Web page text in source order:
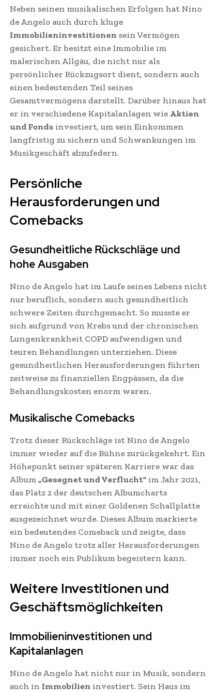
Neben seinen musikalischen Erfolgen hat Nino
de Angelo auch durch kluge
Immobilieninvestitionen sein Vermögen
gesichert. Er besitzt eine Immobilie im
malerischen Allgäu, die nicht nur als
persönlicher Rückzugsort dient, sondern auch
einen bedeutenden Teil seines
Gesamtvermögens darstellt. Darüber hinaus hat
er in verschiedene Kapitalanlagen wie Aktien
und Fonds investiert, um sein Einkommen
langfristig zu sichern und Schwankungen im
Musikgeschäft abzufedern.
Persönliche
Herausforderungen und
Comebacks
Gesundheitliche Rückschläge und
hohe Ausgaben
Nino de Angelo hat im Laufe seines Lebens nicht
nur beruflich, sondern auch gesundheitlich
schwere Zeiten durchgemacht. So musste er
sich aufgrund von Krebs und der chronischen
Lungenkrankheit COPD aufwendigen und
teuren Behandlungen unterziehen. Diese
gesundheitlichen Herausforderungen führten
zeitweise zu finanziellen Engpässen, da die
Behandlungskosten enorm waren.
Musikalische Comebacks
Trotz dieser Rückschläge ist Nino de Angelo
immer wieder auf die Bühne zurückgekehrt. Ein
Höhepunkt seiner späteren Karriere war das
Album„Gesegnet und Verflucht“ im Jahr 2021,
das Platz 2 der deutschen Albumcharts
erreichte und mit einer Goldenen Schallplatte
ausgezeichnet wurde. Dieses Album markierte
ein bedeutendes Comeback und zeigte, dass
Nino de Angelo trotz aller Herausforderungen
immer noch ein Publikum begeistern kann.
Weitere Investitionen und
Geschäftsmöglichkeiten
Immobilieninvestitionen und
Kapitalanlagen
Nino de Angelo hat nicht nur in Musik, sondern
auch in Immobilien investiert. Sein Haus im